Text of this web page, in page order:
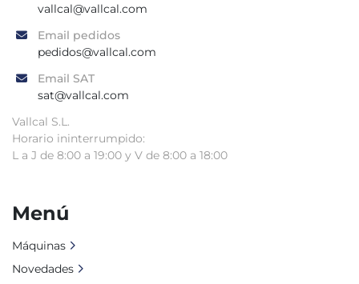
vallcal@vallcal.com
Email pedidos
pedidos@vallcal.com
Email SAT
sat@vallcal.com
Vallcal S.L.
Horario ininterrumpido:
L a J de 8:00 a 19:00 y V de 8:00 a 18:00
Menú
Máquinas
Novedades